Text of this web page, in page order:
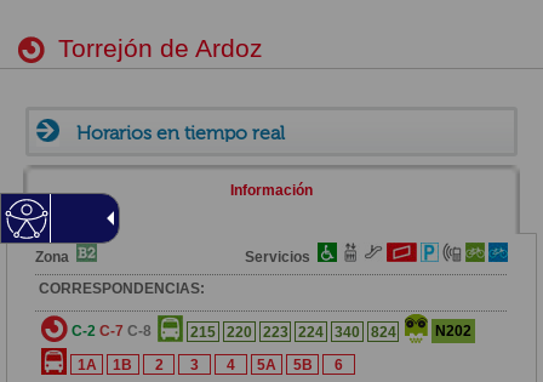
Torrejón de Ardoz
Horarios en tiempo real
Información
Zona
Servicios
CORRESPONDENCIAS:
C-2 C-7 C-8 215 220 223 224 340 824
N202
1A
1B 2 3 4 5A 5B 6